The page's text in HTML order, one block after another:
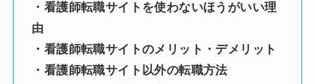
・看護師転職サイトを使わないほうがいい理
由
・看護師転職サイトのメリット・デメリット
・看護師転職サイト以外の転職方法